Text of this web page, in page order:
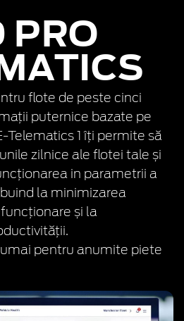
PRO
flote de peste cinci
puternice bazate pe
Telematics 1 îți permite să
zilnice ale flotei tale și
in parametrii a
la minimizarea
și la
pentru anumite piete